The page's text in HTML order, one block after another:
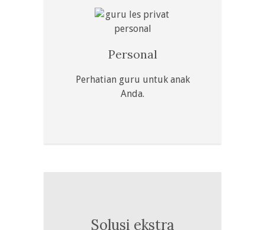
Personal
Perhatian guru untuk anak
Anda.
Solusi ekstra